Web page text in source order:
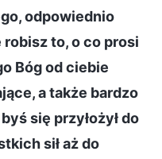
odpowiednio
to, o co prosi
Bóg od ciebie
a także bardzo
się przyłożył do
sił aż do